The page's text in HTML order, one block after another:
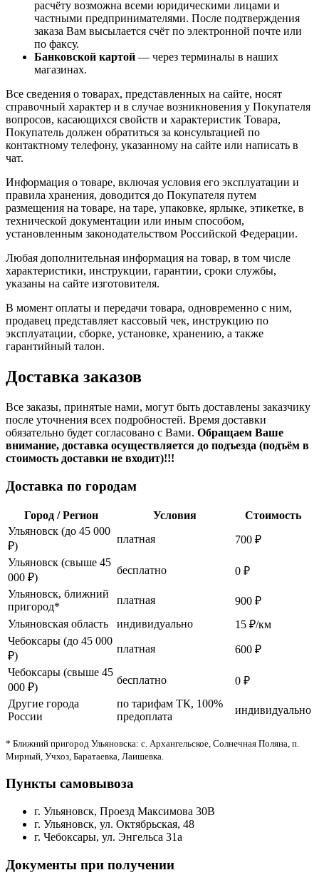
расчёту возможна всеми юридическими лицами и
частными предпринимателями. После подтверждения
заказа Вам высылается счёт по электронной почте или
по факсу.
Банковской картой — через терминалы в наших
магазинах.
Все сведения о товарах, представленных на сайте, носят
справочный характер и в случае возникновения у Покупателя
вопросов, касающихся свойств и характеристик Товара,
Покупатель должен обратиться за консультацией по
контактному телефону, указанному на сайте или написать в
чат.
Информация о товаре, включая условия его эксплуатации и
правила хранения, доводится до Покупателя путем
размещения на товаре, на таре, упаковке, ярлыке, этикетке, в
технической документации или иным способом,
установленным законодательством Российской Федерации.
Любая дополнительная информация на товар, в том числе
характеристики, инструкции, гарантии, сроки службы,
указаны на сайте изготовителя.
В момент оплаты и передачи товара, одновременно с ним,
продавец представляет кассовый чек, инструкцию по
эксплуатации, сборке, установке, хранению, а также
гарантийный талон.
Доставка заказов
Все заказы, принятые нами, могут быть доставлены заказчику
после уточнения всех подробностей. Время доставки
обязательно будет согласовано с Вами. Обращаем Ваше
внимание, доставка осуществляется до подъезда (подъём в
стоимость доставки не входит)!!!
Доставка по городам
Город / Регион Условия
Стоимость
Ульяновск (до 45 000
₽)
платная
700 ₽
Ульяновск (свыше 45
000 ₽)
бесплатно
0 ₽
Ульяновск, ближний
пригород*
платная
900 ₽
Ульяновская область
индивидуально
15 ₽/км
Чебоксары (до 45 000
₽)
платная
600 ₽
Чебоксары (свыше 45
000 ₽)
бесплатно
0 ₽
Другие города
России
по тарифам ТК, 100%
предоплата
индивидуально
* Ближний пригород Ульяновска: с. Архангельское, Солнечная Поляна, п.
Мирный, Учхоз, Баратаевка, Лаишевка.
Пункты самовывоза
г. Ульяновск, Проезд Максимова 30В
г. Ульяновск, ул. Октябрьская, 48
г. Чебоксары, ул. Энгельса 31а
Документы при получении